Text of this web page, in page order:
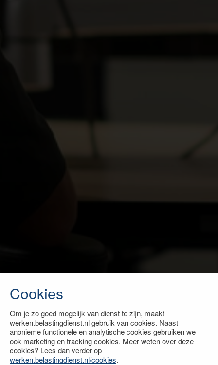
Cookies
Om je zo goed mogelijk van dienst te zijn, maakt
werken.belastingdienst.nl gebruik van cookies. Naast
anonieme functionele en analytische cookies gebruiken we
ook marketing en tracking cookies. Meer weten over deze
cookies? Lees dan verder op
werken.belastingdienst.nl/cookies.